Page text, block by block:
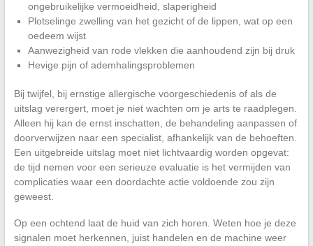
ongebruikelijke vermoeidheid, slaperigheid
Plotselinge zwelling van het gezicht of de lippen, wat op een
oedeem wijst
Aanwezigheid van rode vlekken die aanhoudend zijn bij druk
Hevige pijn of ademhalingsproblemen
Bij twijfel, bij ernstige allergische voorgeschiedenis of als de
uitslag verergert, moet je niet wachten om je arts te raadplegen.
Alleen hij kan de ernst inschatten, de behandeling aanpassen of
doorverwijzen naar een specialist, afhankelijk van de behoeften.
Een uitgebreide uitslag moet niet lichtvaardig worden opgevat:
de tijd nemen voor een serieuze evaluatie is het vermijden van
complicaties waar een doordachte actie voldoende zou zijn
geweest.
Op een ochtend laat de huid van zich horen. Weten hoe je deze
signalen moet herkennen, juist handelen en de machine weer